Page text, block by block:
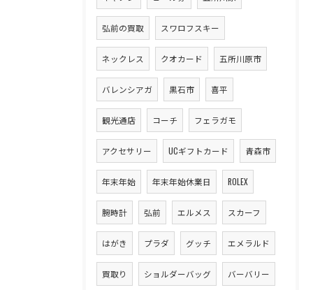
弘前の買取 スワロフスキー
ネックレス クオカード 五所川原市
バレンシアガ 黒石市 喜平
観光通店 コーチ フェラガモ
アクセサリー UCギフトカード 青森市
年末年始 年末年始休業日 ROLEX
腕時計 弘前 エルメス スカーフ
はがき プラダ グッチ エメラルド
買取り ショルダーバッグ バーバリー